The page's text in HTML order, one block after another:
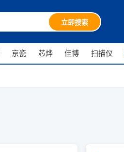
立即搜索
京瓷 芯烨 佳博 扫描仪